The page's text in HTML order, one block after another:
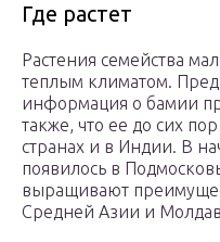
Где растет
Растения семейства
теплым климатом.
информация о бамии
также, что ее до сих
странах и в Индии. В
появилось в
выращивают
Средней Азии и